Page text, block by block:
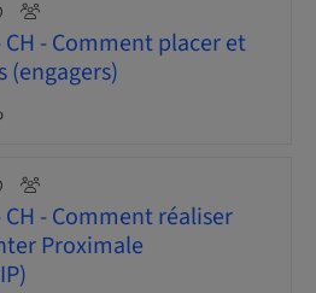
CH - Comment placer et
(engagers)
CH - Comment réaliser
Proximale